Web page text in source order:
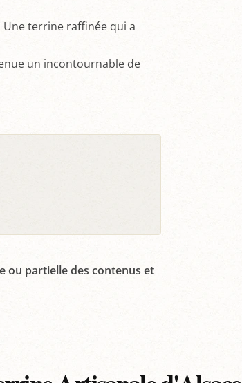
terrine raffinée qui a
un incontournable de
ou partielle des contenus et